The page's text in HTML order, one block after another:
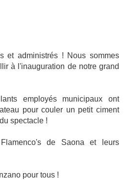
et administrés ! Nous sommes
à l'inauguration de notre grand
employés municipaux ont
pour couler un petit ciment
spectacle !
de Saona et leurs
pour tous !